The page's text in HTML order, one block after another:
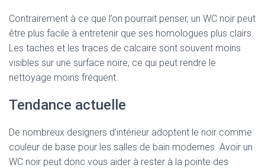
Contrairement à ce que l’on pourrait penser, un WC noir peut
être plus facile à entretenir que ses homologues plus clairs.
Les taches et les traces de calcaire sont souvent moins
visibles sur une surface noire, ce qui peut rendre le
nettoyage moins fréquent.
Tendance actuelle
De nombreux designers d’intérieur adoptent le noir comme
couleur de base pour les salles de bain modernes. Avoir un
WC noir peut donc vous aider à rester à la pointe des